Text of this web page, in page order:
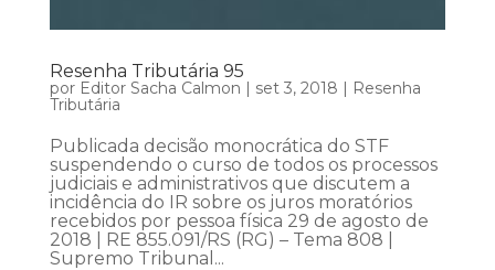
Resenha Tributária 95
por Editor Sacha Calmon | set 3, 2018 | Resenha
Tributária
Publicada decisão monocrática do STF
suspendendo o curso de todos os processos
judiciais e administrativos que discutem a
incidência do IR sobre os juros moratórios
recebidos por pessoa física 29 de agosto de
2018 | RE 855.091/RS (RG) – Tema 808 |
Supremo Tribunal...